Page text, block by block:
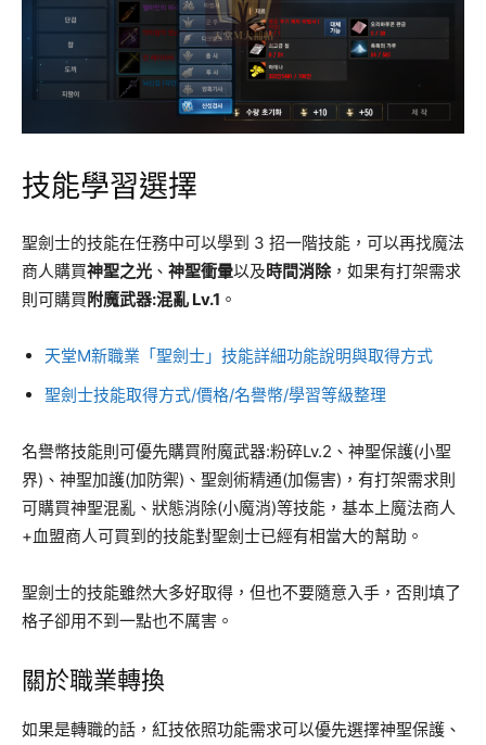
技能學習選擇
聖劍士的技能在任務中可以學到 3 招一階技能，可以再找魔法
商人購買神聖之光 、 神聖衝暈以及時間消除，如果有打架需求
則可購買附魔武器:混亂 Lv.1 。
天堂M新職業「聖劍士」技能詳細功能說明與取得方式
聖劍士技能取得方式/價格/名譽幣/學習等級整理
名譽幣技能則可優先購買附魔武器:粉碎Lv.2、神聖保護(小聖
界)、神聖加護(加防禦)、聖劍術精通(加傷害)，有打架需求則
可購買神聖混亂、狀態消除(小魔消)等技能，基本上魔法商人
+血盟商人可買到的技能對聖劍士已經有相當大的幫助。
聖劍士的技能雖然大多好取得，但也不要隨意入手，否則填了
格子卻用不到一點也不厲害。
關於職業轉換
如果是轉職的話，紅技依照功能需求可以優先選擇神聖保護、